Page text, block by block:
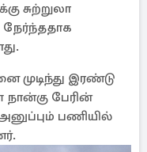
சுற்றுலா
நேர்ந்ததாக
முடிந்து இரண்டு
பேரின்
பணியில்